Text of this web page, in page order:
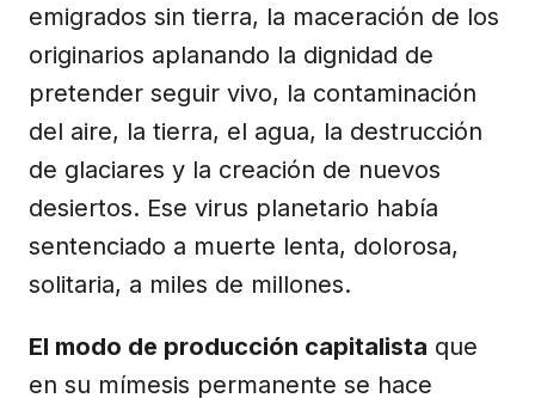
emigrados sin tierra, la maceración de los
originarios aplanando la dignidad de
pretender seguir vivo, la contaminación
del aire, la tierra, el agua, la destrucción
de glaciares y la creación de nuevos
desiertos. Ese virus planetario había
sentenciado a muerte lenta, dolorosa,
solitaria, a miles de millones.
El modo de producción capitalista que
en su mímesis permanente se hace